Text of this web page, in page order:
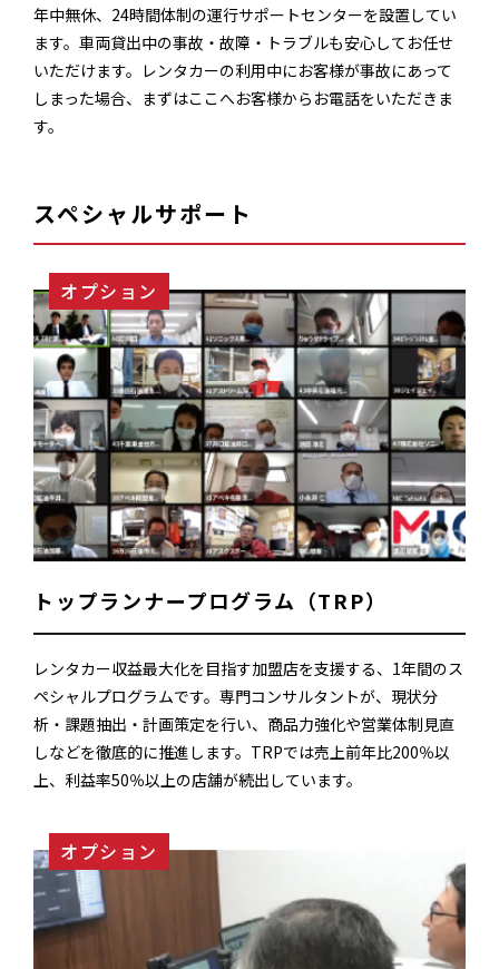
年中無休、24時間体制の運行サポートセンターを設置してい
ます。車両貸出中の事故・故障・トラブルも安心してお任せ
いただけます。レンタカーの利用中にお客様が事故にあって
しまった場合、まずはここへお客様からお電話をいただきま
す。
スペシャルサポート
オプション
トップランナープログラム（TRP）
レンタカー収益最大化を目指す加盟店を支援する、1年間のス
ペシャルプログラムです。専門コンサルタントが、現状分
析・課題抽出・計画策定を行い、商品力強化や営業体制見直
しなどを徹底的に推進します。TRPでは売上前年比200％以
上、利益率50％以上の店舗が続出しています。
オプション